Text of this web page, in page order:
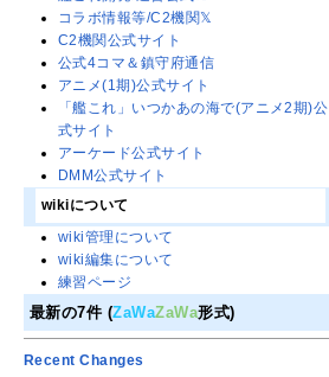
コラボ情報等/C2機関𝕏
C2機関公式サイト
公式4コマ＆鎮守府通信
アニメ(1期)公式サイト
「艦これ」いつかあの海で(アニメ2期)公
式サイト
アーケード公式サイト
DMM公式サイト
wikiについて
wiki管理について
wiki編集について
練習ページ
最新の7件 (ZaWaZaWa形式)
Recent Changes